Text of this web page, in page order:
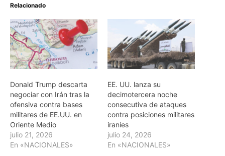
Relacionado
Donald Trump descarta
negociar con Irán tras la
ofensiva contra bases
militares de EE.UU. en
Oriente Medio
julio 21, 2026
En «NACIONALES»
EE. UU. lanza su
decimotercera noche
consecutiva de ataques
contra posiciones militares
iraníes
julio 24, 2026
En «NACIONALES»